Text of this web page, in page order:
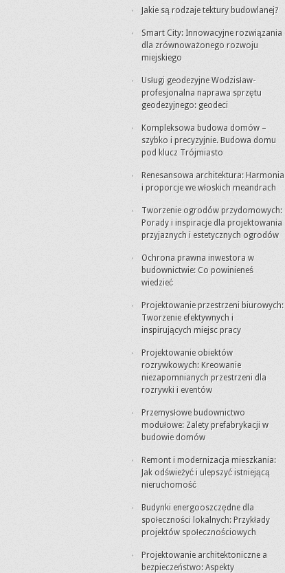
Jakie są rodzaje tektury budowlanej?
Smart City: Innowacyjne rozwiązania
dla zrównoważonego rozwoju
miejskiego
Usługi geodezyjne Wodzisław-
profesjonalna naprawa sprzętu
geodezyjnego: geodeci
Kompleksowa budowa domów –
szybko i precyzyjnie. Budowa domu
pod klucz Trójmiasto
Renesansowa architektura: Harmonia
i proporcje we włoskich meandrach
Tworzenie ogrodów przydomowych:
Porady i inspiracje dla projektowania
przyjaznych i estetycznych ogrodów
Ochrona prawna inwestora w
budownictwie: Co powinieneś
wiedzieć
Projektowanie przestrzeni biurowych:
Tworzenie efektywnych i
inspirujących miejsc pracy
Projektowanie obiektów
rozrywkowych: Kreowanie
niezapomnianych przestrzeni dla
rozrywki i eventów
Przemysłowe budownictwo
modułowe: Zalety prefabrykacji w
budowie domów
Remont i modernizacja mieszkania:
Jak odświeżyć i ulepszyć istniejącą
nieruchomość
Budynki energooszczędne dla
społeczności lokalnych: Przykłady
projektów społecznościowych
Projektowanie architektoniczne a
bezpieczeństwo: Aspekty